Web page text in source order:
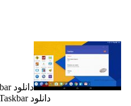
دانلود Taskbar برای اندروید